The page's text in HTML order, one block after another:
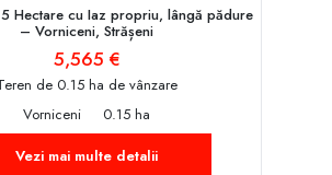
Hectare cu Iaz propriu, lângă pădure
– Vorniceni, Strășeni
5,565 €
de 0.15 ha de vânzare
Vorniceni
0.15 ha
Vezi mai multe detalii